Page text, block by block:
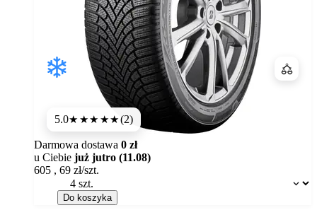
5.0★★★★★(2)
Dostępność:
Darmowa dostawa 0 zł
u Ciebie już jutro (11.08)
605 , 69 zł/szt.
Do koszyka